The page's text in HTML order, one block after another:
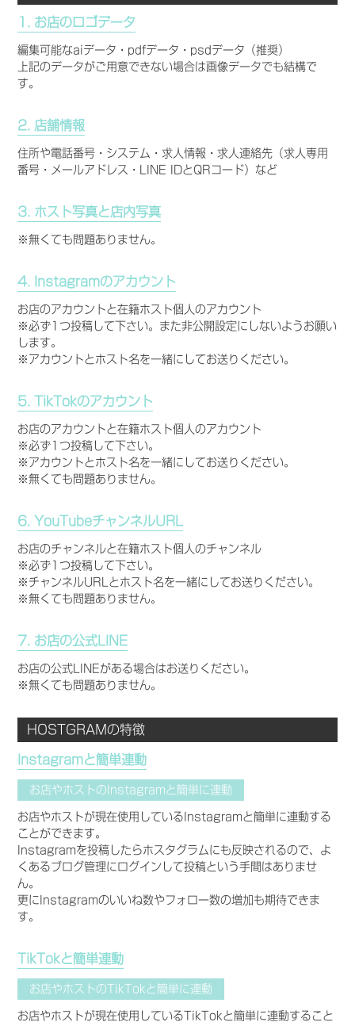
1. お店のロゴデータ
編集可能なaiデータ・pdfデータ・psdデータ（推奨）
上記のデータがご用意できない場合は画像データでも結構で
す。
2. 店舗情報
住所や電話番号・システム・求人情報・求人連絡先（求人専用
番号・メールアドレス・LINE IDとQRコード）など
3. ホスト写真と店内写真
※無くても問題ありません。
4. Instagramのアカウント
お店のアカウントと在籍ホスト個人のアカウント
※必ず1つ投稿して下さい。また非公開設定にしないようお願い
します。
※アカウントとホスト名を一緒にしてお送りください。
5. TikTokのアカウント
お店のアカウントと在籍ホスト個人のアカウント
※必ず1つ投稿して下さい。
※アカウントとホスト名を一緒にしてお送りください。
※無くても問題ありません。
6. YouTubeチャンネルURL
お店のチャンネルと在籍ホスト個人のチャンネル
※必ず1つ投稿して下さい。
※チャンネルURLとホスト名を一緒にしてお送りください。
※無くても問題ありません。
7. お店の公式LINE
お店の公式LINEがある場合はお送りください。
※無くても問題ありません。
HOSTGRAMの特徴
Instagramと簡単連動
お店やホストのInstagramと簡単に連動
お店やホストが現在使用しているInstagramと簡単に連動する
ことができます。
Instagramを投稿したらホスタグラムにも反映されるので、よ
くあるブログ管理にログインして投稿という手間はありませ
ん。
更にInstagramのいいね数やフォロー数の増加も期待できま
す。
TikTokと簡単連動
お店やホストのTikTokと簡単に連動
お店やホストが現在使用しているTikTokと簡単に連動すること